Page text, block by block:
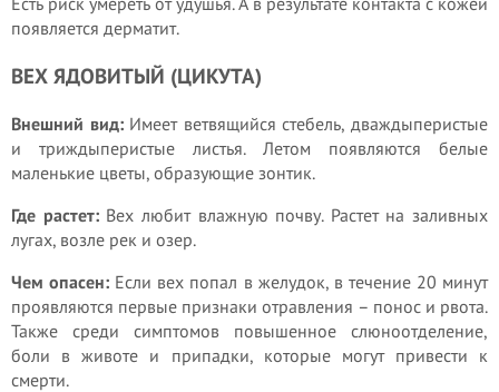
появляется дерматит.
ВЕХ ЯДОВИТЫЙ (ЦИКУТА)
Внешний вид:Имеет ветвящийся стебель, дваждыперистые
и триждыперистые листья. Летом появляются белые
маленькие цветы, образующие зонтик.
Где растет:Вех любит влажную почву. Растет на заливных
лугах, возле рек и озер.
Чем опасен: Если вех попал в желудок, в течение 20 минут
проявляются первые признаки отравления – понос и рвота.
Также среди симптомов повышенное слюноотделение,
боли в животе и припадки, которые могут привести к
смерти.